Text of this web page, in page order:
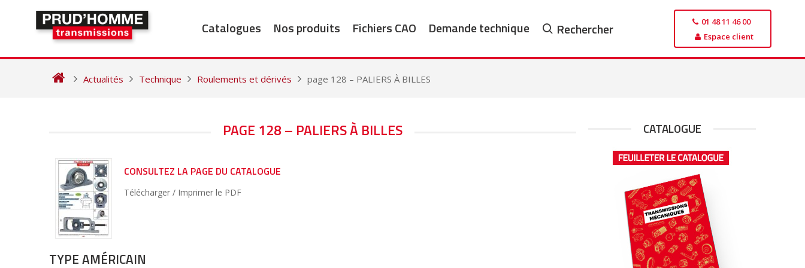
Catalogues Nos produits Fichiers CAO Demande technique Rechercher
01 48 11 46 00
Espace client
Actualités Technique Roulements et dérivés page 128 – PALIERS À BILLES
PAGE 128 – PALIERS À BILLES
CONSULTEZ LA PAGE DU CATALOGUE
Télécharger / Imprimer le PDF
TYPE AMÉRICAIN
L’ARTICLE
CATALOGUE